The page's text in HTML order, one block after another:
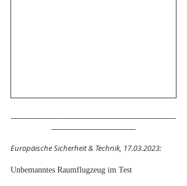
Europäische Sicherheit & Technik, 17.03.2023:
Unbemanntes Raumflugzeug im Test